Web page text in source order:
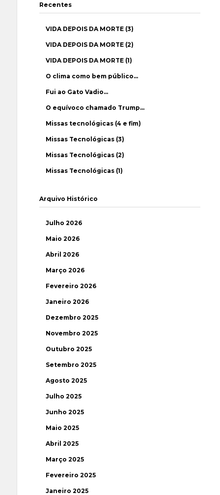
Recentes
VIDA DEPOIS DA MORTE (3)
VIDA DEPOIS DA MORTE (2)
VIDA DEPOIS DA MORTE (1)
O clima como bem público…
Fui ao Gato Vadio…
O equívoco chamado Trump…
Missas tecnológicas (4 e fim)
Missas Tecnológicas (3)
Missas Tecnológicas (2)
Missas Tecnológicas (1)
Arquivo Histórico
Julho 2026
Maio 2026
Abril 2026
Março 2026
Fevereiro 2026
Janeiro 2026
Dezembro 2025
Novembro 2025
Outubro 2025
Setembro 2025
Agosto 2025
Julho 2025
Junho 2025
Maio 2025
Abril 2025
Março 2025
Fevereiro 2025
Janeiro 2025